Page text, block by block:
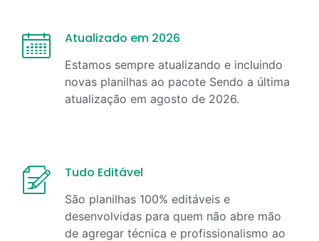
Atualizado em 2026
Estamos sempre atualizando e incluindo
novas planilhas ao pacote Sendo a última
atualização em agosto de 2026.
Tudo Editável
São planilhas 100% editáveis e
desenvolvidas para quem não abre mão
de agregar técnica e profissionalismo ao